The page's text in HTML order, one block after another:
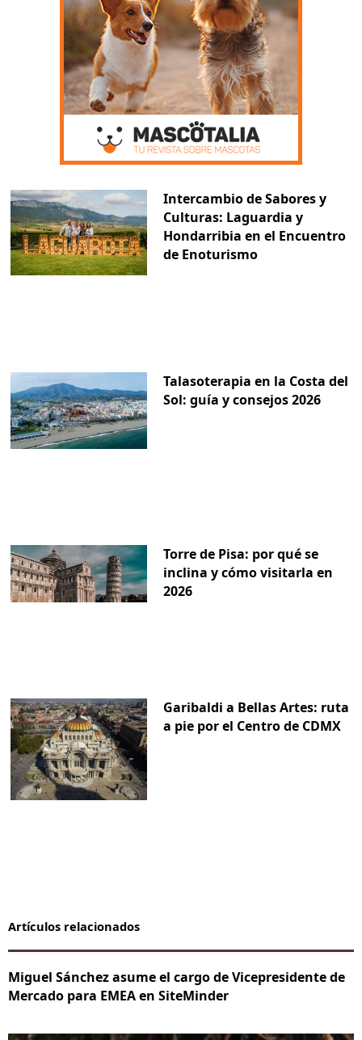
Intercambio de Sabores y
Culturas: Laguardia y
Hondarribia en el Encuentro
de Enoturismo
Talasoterapia en la Costa del
Sol: guía y consejos 2026
Torre de Pisa: por qué se
inclina y cómo visitarla en
2026
Garibaldi a Bellas Artes: ruta
a pie por el Centro de CDMX
Artículos relacionados
Miguel Sánchez asume el cargo de Vicepresidente de
Mercado para EMEA en SiteMinder